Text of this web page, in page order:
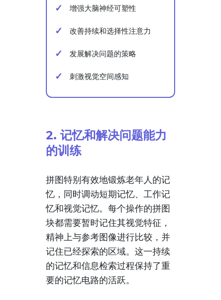
增强大脑神经可塑性
改善持续和选择性注意力
发展解决问题的策略
刺激视觉空间感知
2. 记忆和解决问题能力
的训练
拼图特别有效地锻炼老年人的记
忆，同时调动短期记忆、工作记
忆和视觉记忆。每个操作的拼图
块都需要暂时记住其视觉特征，
精神上与参考图像进行比较，并
记住已经探索的区域。这一持续
的记忆和信息检索过程保持了重
要的记忆电路的活跃。